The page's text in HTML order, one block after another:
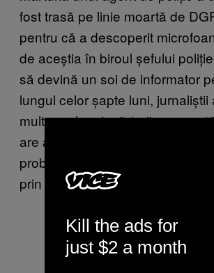
fost trasă pe linie moartă de
pentru că a descoperit
de aceștia în biroul șefului
să devină un soi de informator
lungul celor șapte luni, jurnaliștii
multe probe și mărturii care
are același modus operandi cu
problemă: retragerea
prin care pot lucra cu informații
Kill the ads for
just $2 a month